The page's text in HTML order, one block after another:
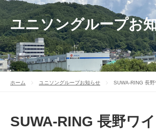
ユニソングループお
ホーム ユニソングループお知らせ SUWA-RING 長
SUWA-RING 長野ワ